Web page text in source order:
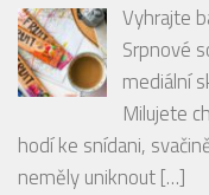
Vyhrajte
Srpnové
mediální
Milujete
hodí ke snídani,
neměly uniknout[…]